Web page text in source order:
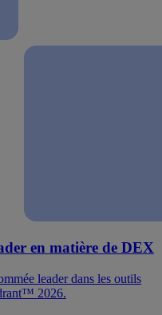
en matière de DEX
leader dans les outils
2026.